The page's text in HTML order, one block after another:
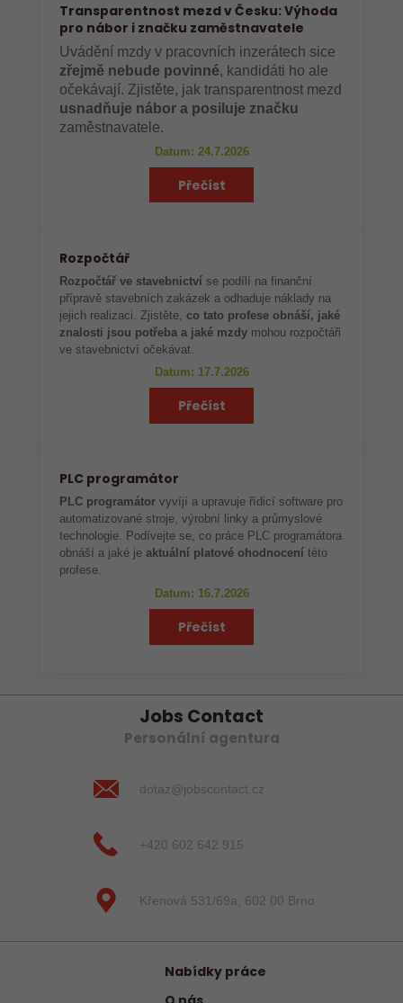
Transparentnost mezd v Česku: Výhoda
pro nábor i značku zaměstnavatele
Uvádění mzdy v pracovních inzerátech sice
zřejmě nebude povinné, kandidáti ho ale
očekávají. Zjistěte, jak transparentnost mezd
usnadňuje nábor a posiluje značku
zaměstnavatele.
Datum: 24.7.2026
Přečíst
Rozpočtář
Rozpočtář ve stavebnictví se podílí na finanční
přípravě stavebních zakázek a odhaduje náklady na
jejich realizaci. Zjistěte,co tato profese obnáší, jaké
znalosti jsou potřeba a jaké mzdy mohou rozpočtáři
ve stavebnictví očekávat.
Datum: 17.7.2026
Přečíst
PLC programátor
PLC programátor vyvíjí a upravuje řídicí software pro
automatizované stroje, výrobní linky a průmyslové
technologie. Podívejte se, co práce PLC programátora
obnáší a jaké je aktuální platové ohodnocení této
profese.
Datum: 16.7.2026
Přečíst
Jobs Contact
Personální agentura
dotaz@jobscontact.cz
+420 602 642 915
Křenová 531/69a, 602 00 Brno
Nabídky práce